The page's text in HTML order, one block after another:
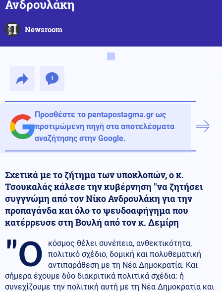
Ανδρουλάκη
Newsroom
1
Προσθέστε το pentapostagma.gr ως
προτιμώμενη πηγή στα αποτελέσματα
αναζήτησης στην Google.
Σχετικά με το ζήτημα των υποκλοπών, ο κ.
Τσουκαλάς κάλεσε την κυβέρνηση "να ζητήσει
συγγνώμη από τον Νίκο Ανδρουλάκη για την
προπαγάνδα και όλο το ψευδοαφήγημα που
κατέρρευσε στη Βουλή από τον κ. Δεμίρη
"Ο
κόσμος θέλει συνέπεια, ανθεκτικότητα,
πολιτικό σχέδιο, δομική και πολυθεματική
αντιπαράθεση με τη Νέα Δημοκρατία. Και
σήμερα έχουμε δύο διακριτικά πολιτικά σχέδια: ή
συνεχίζουμε την πολιτική αυτή με τη Νέα Δημοκρατία και